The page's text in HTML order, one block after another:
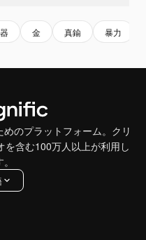
金 真鍮 暴力
のプラットフォーム。クリ
を含む100万人以上が利用し